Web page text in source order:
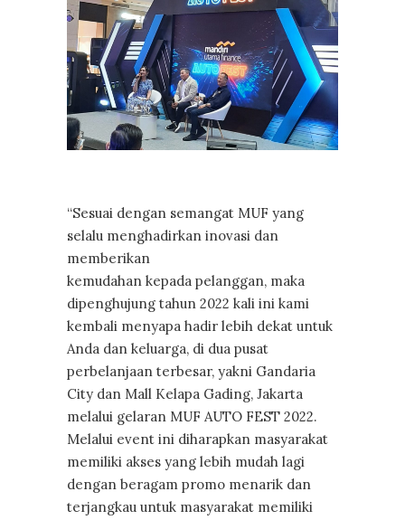
“Sesuai dengan semangat MUF yang
selalu menghadirkan inovasi dan
memberikan
kemudahan kepada pelanggan, maka
dipenghujung tahun 2022 kali ini kami
kembali menyapa hadir lebih dekat untuk
Anda dan keluarga, di dua pusat
perbelanjaan terbesar, yakni Gandaria
City dan Mall Kelapa Gading, Jakarta
melalui gelaran MUF AUTO FEST 2022.
Melalui event ini diharapkan masyarakat
memiliki akses yang lebih mudah lagi
dengan beragam promo menarik dan
terjangkau untuk masyarakat memiliki